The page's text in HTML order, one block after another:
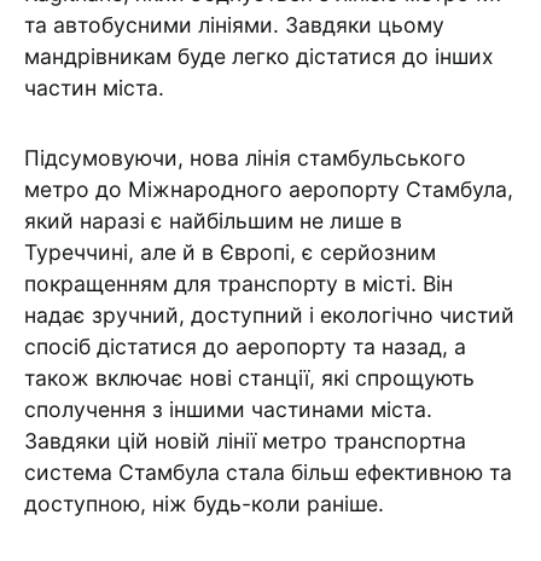
та автобусними лініями. Завдяки цьому
мандрівникам буде легко дістатися до інших
частин міста.
Підсумовуючи, нова лінія стамбульського
метро до Міжнародного аеропорту Стамбула,
який наразі є найбільшим не лише в
Туреччині, але й в Європі, є серйозним
покращенням для транспорту в місті. Він
надає зручний, доступний і екологічно чистий
спосіб дістатися до аеропорту та назад, а
також включає нові станції, які спрощують
сполучення з іншими частинами міста.
Завдяки цій новій лінії метро транспортна
система Стамбула стала більш ефективною та
доступною, ніж будь-коли раніше.